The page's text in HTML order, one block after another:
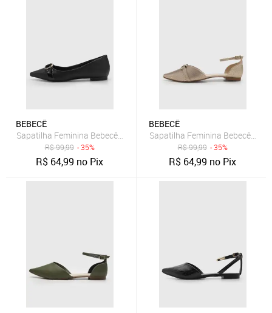
BEBECÊ
Sapatilha Feminina Bebecê Bico Fino Preta
R$99,99 - 35%
R$ 64,99 no Pix
BEBECÊ
Sapatilha Feminina Bebecê
R$99,99 - 35%
R$ 64,99 no Pix